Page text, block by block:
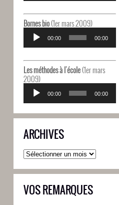
Bornes bio(1er mars 2009)
Lecteur
audio
00:00 00:00
Les méthodes à l'école(1er mars
2009)
Lecteur
audio
00:00 00:00
ARCHIVES
Archives
VOS REMARQUES